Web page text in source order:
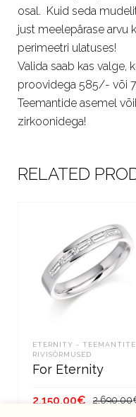
osal. Kuid seda
just meelepärase arvu
perimeetri ulatuses!
Valida saab kas valge,
proovidega 585/- või
Teemantide asemel
zirkoonidega!
RELATED
ETERNITY - TEEMANTITE
RIVISÕRMUSED
For Eternity
2,690.00
2,150.00€